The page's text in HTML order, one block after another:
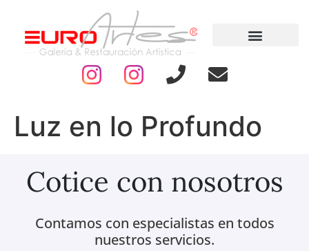
Luz en lo Profundo
Cotice con nosotros
Contamos con especialistas en todos
nuestros servicios.